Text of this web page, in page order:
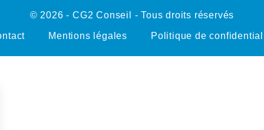
© 2026 - CG2 Conseil - Tous droits réservés
Mentions légales Politique de